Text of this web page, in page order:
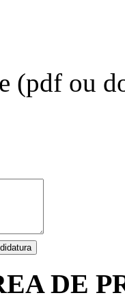
(pdf ou
DE